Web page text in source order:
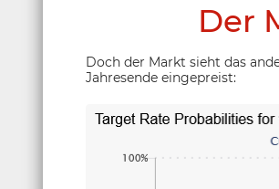
Der
Doch der Markt sieht das
Jahresende eingepreist: